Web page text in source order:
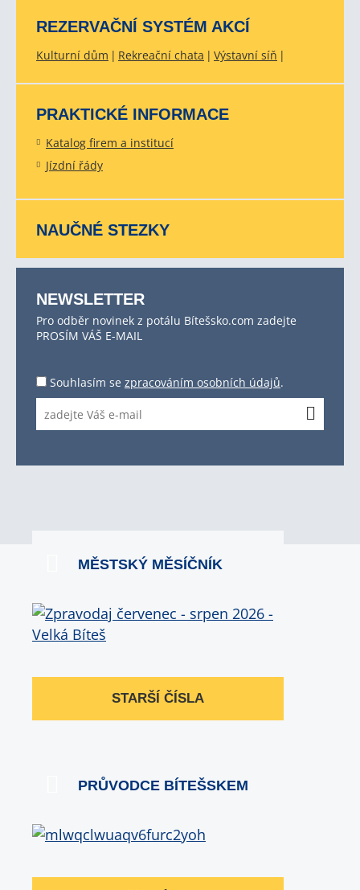
REZERVAČNÍ SYSTÉM AKCÍ
Kulturní dům Rekreační chata Výstavní síň
PRAKTICKÉ INFORMACE
Katalog firem a institucí
Jízdní řády
NAUČNÉ STEZKY
NEWSLETTER
Pro odběr novinek z potálu Bítešsko.com zadejte
PROSÍM VÁŠ E-MAIL
Souhlasím se zpracováním osobních údajů.
MĚSTSKÝ MĚSÍČNÍK
STARŠÍ ČÍSLA
PRŮVODCE BÍTEŠSKEM